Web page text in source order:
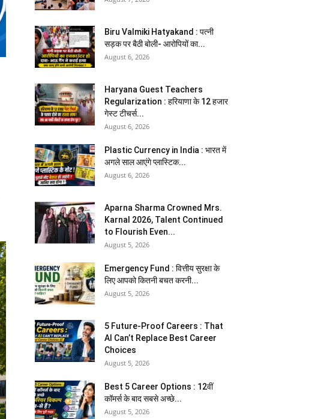
Biru Valmiki Hatyakand : पत्नी
सड़क पर बैठी बोली- आरोपियों का...
August 6, 2026
Haryana Guest Teachers
Regularization : हरियाणा के 12 हजार
गेस्ट टीचर्स...
August 6, 2026
Plastic Currency in India : भारत में
अगले साल आएंगे प्लास्टिक...
August 6, 2026
Aparna Sharma Crowned Mrs.
Karnal 2026, Talent Continued
to Flourish Even...
August 5, 2026
Emergency Fund : वित्तीय सुरक्षा के
लिए आपको कितनी बचत करनी...
August 5, 2026
5 Future-Proof Careers : That
AI Can’t Replace Best Career
Choices
August 5, 2026
Best 5 Career Options : 12वीं
कॉमर्स के बाद सबसे अच्छे...
August 5, 2026